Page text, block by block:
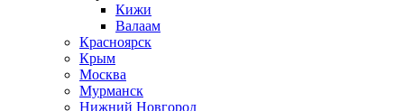
Кижи
Валаам
Красноярск
Крым
Москва
Мурманск
Нижний Новгород